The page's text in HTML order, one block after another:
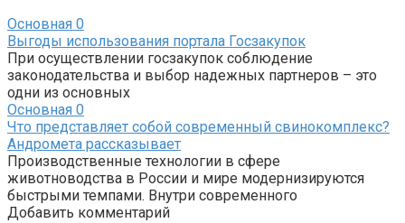
Основная 0
Выгоды использования портала Госзакупок
При осуществлении госзакупок соблюдение
законодательства и выбор надежных партнеров – это
одни из основных
Основная 0
Что представляет собой современный свинокомплекс?
Андромета рассказывает
Производственные технологии в сфере
животноводства в России и мире модернизируются
быстрыми темпами. Внутри современного
Добавить комментарий